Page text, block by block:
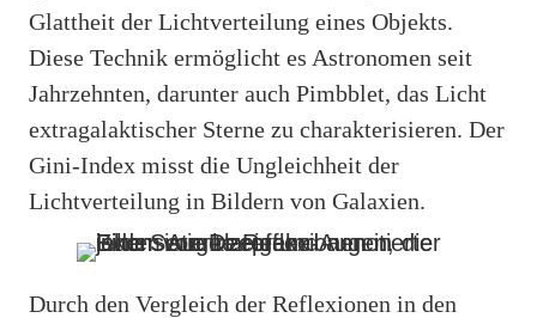
Glattheit der Lichtverteilung eines Objekts.
Diese Technik ermöglicht es Astronomen seit
Jahrzehnten, darunter auch Pimbblet, das Licht
extragalaktischer Sterne zu charakterisieren. Der
Gini-Index misst die Ungleichheit der
Lichtverteilung in Bildern von Galaxien.
Durch den Vergleich der Reflexionen in den